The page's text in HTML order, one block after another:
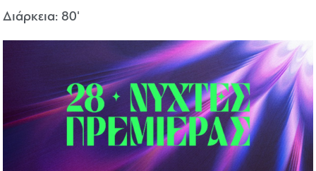
Διάρκεια: 80'